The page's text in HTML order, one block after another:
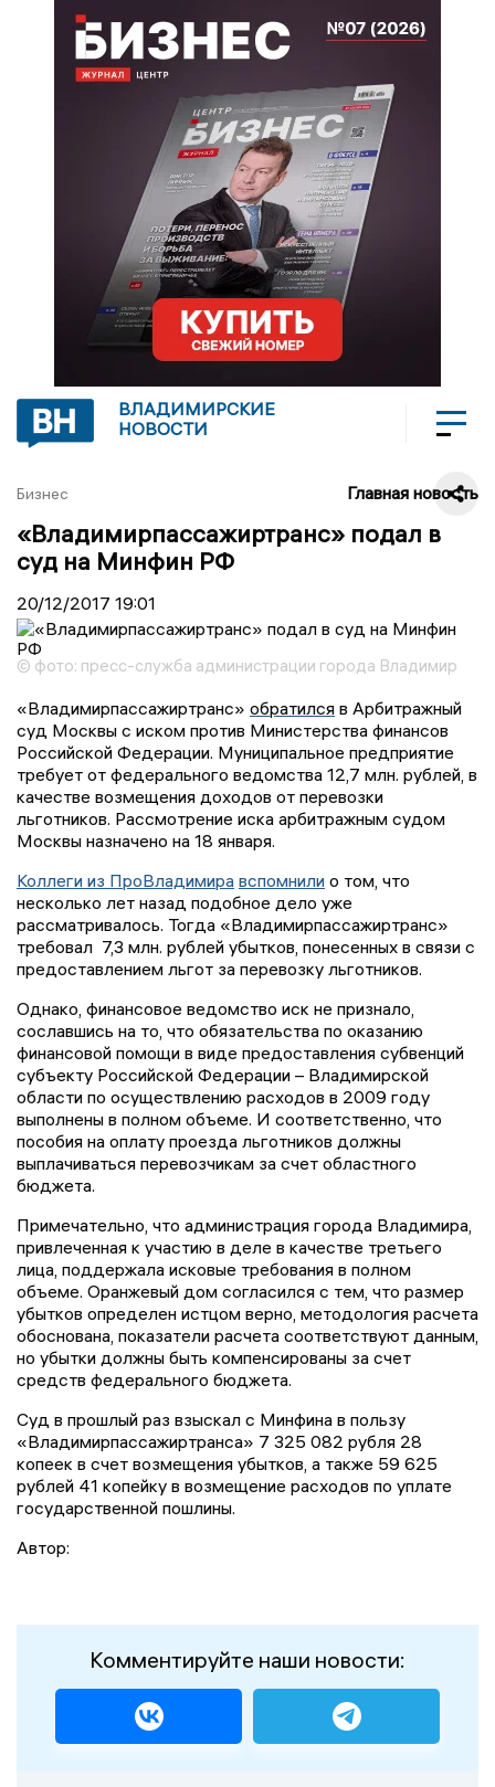
ВЛАДИМИРСКИЕ
НОВОСТИ
Бизнес Главная новость
«Владимирпассажиртранс» подал в
суд на Минфин РФ
20/12/2017 19:01
© фото: пресс-служба администрации города Владимир
«Владимирпассажиртранс» обратился в Арбитражный
суд Москвы с иском против Министерства финансов
Российской Федерации. Муниципальное предприятие
требует от федерального ведомства 12,7 млн. рублей, в
качестве возмещения доходов от перевозки
льготников. Рассмотрение иска арбитражным судом
Москвы назначено на 18 января.
Коллеги из ПроВладимира вспомнили о том, что
несколько лет назад подобное дело уже
рассматривалось. Тогда «Владимирпассажиртранс»
требовал 7,3 млн. рублей убытков, понесенных в связи с
предоставлением льгот за перевозку льготников.
Однако, финансовое ведомство иск не признало,
сославшись на то, что обязательства по оказанию
финансовой помощи в виде предоставления субвенций
субъекту Российской Федерации – Владимирской
области по осуществлению расходов в 2009 году
выполнены в полном объеме. И соответственно, что
пособия на оплату проезда льготников должны
выплачиваться перевозчикам за счет областного
бюджета.
Примечательно, что администрация города Владимира,
привлеченная к участию в деле в качестве третьего
лица, поддержала исковые требования в полном
объеме. Оранжевый дом согласился с тем, что размер
убытков определен истцом верно, методология расчета
обоснована, показатели расчета соответствуют данным,
но убытки должны быть компенсированы за счет
средств федерального бюджета.
Суд в прошлый раз взыскал с Минфина в пользу
«Владимирпассажиртранса» 7 325 082 рубля 28
копеек в счет возмещения убытков, а также 59 625
рублей 41 копейку в возмещение расходов по уплате
государственной пошлины.
Автор:
Комментируйте наши новости: